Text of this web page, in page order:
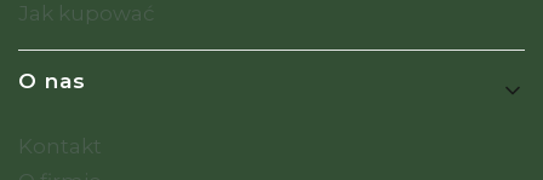
Jak kupować
O nas
Kontakt